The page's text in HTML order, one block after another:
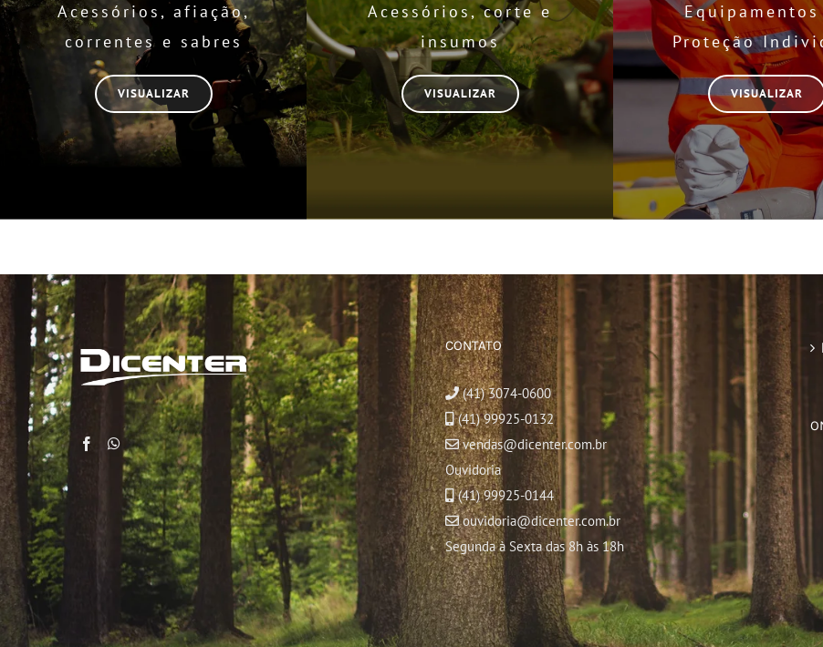
Acessórios, afiação,
correntes e sabres
VISUALIZAR
Acessórios, corte e
insumos
VISUALIZAR
Proteção
VISUALIZAR
CONTATO
(41) 3074-0600
(41) 99925-0132
vendas@dicenter.com.br
Ouvidoria
(41) 99925-0144
ouvidoria@dicenter.com.br
Segunda à Sexta das 8h às 18h